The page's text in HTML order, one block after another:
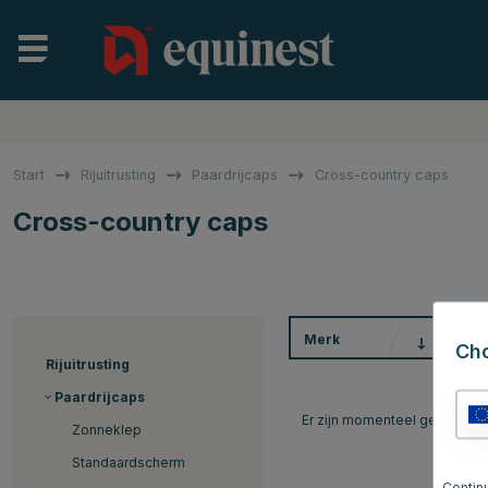
Start Rijuitrusting Paardrijcaps Cross-country caps
Cross-country caps
Rijuitrusting
Paardrijcaps
Zonneklep
Standaardscherm
Merk
Er zijn momenteel geen